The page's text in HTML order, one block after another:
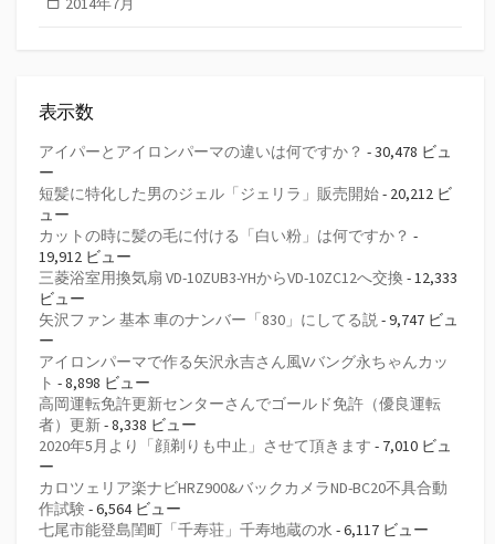
表示数
アイパーとアイロンパーマの違いは何ですか？ - 30,478 ビュ
ー
短髪に特化した男のジェル「ジェリラ」販売開始- 20,212 ビ
ュー
カットの時に髪の毛に付ける「白い粉」は何ですか？ -
19,912 ビュー
三菱浴室用換気扇 VD-10ZUB3-YHからVD-10ZC12へ交換 - 12,333
ビュー
矢沢ファン 基本 車のナンバー「830」にしてる説 - 9,747 ビュ
ー
アイロンパーマで作る矢沢永吉さん風Vバング永ちゃんカッ
ト - 8,898 ビュー
高岡運転免許更新センターさんでゴールド免許（優良運転
者）更新- 8,338 ビュー
2020年5月より「顔剃りも中止」させて頂きます - 7,010 ビュ
ー
カロツェリア楽ナビHRZ900&バックカメラND-BC20不具合動
作試験 - 6,564 ビュー
七尾市能登島閨町「千寿荘」千寿地蔵の水 - 6,117 ビュー